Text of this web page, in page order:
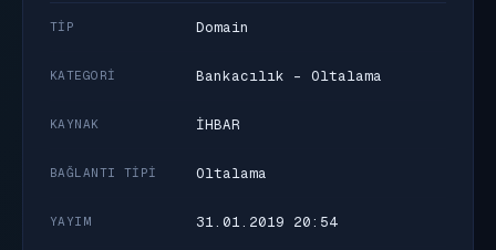
TIP Domain
KATEGORI Bankacılık - Oltalama
KAYNAK İHBAR
BAĞLANTI TIPI Oltalama
YAYIM 31.01.2019 20:54